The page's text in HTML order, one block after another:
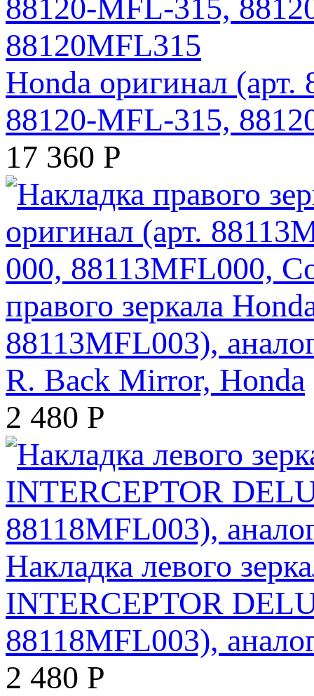
Honda оригинал
88120-MFL-315,
17 360 Р
правого зеркала
88113MFL003),
R. Back Mirror, Honda
2 480 Р
Накладка левого
INTERCEPTOR
88118MFL003),
2 480 Р